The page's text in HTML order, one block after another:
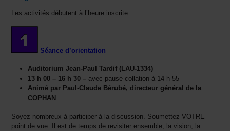
Les activités débutent à l’heure inscrite.
Séance d’orientation
Auditorium Jean-Paul Tardif (LAU-1334)
13 h 00 – 16 h 30 – avec pause collation à 14 h 55
Animé par Paul-Claude Bérubé, directeur général de la
COPHAN
Soyez nombreux à participer à la discussion. Soumettez VOTRE
point de vue. Il est de temps de revisiter ensemble, la vision, la